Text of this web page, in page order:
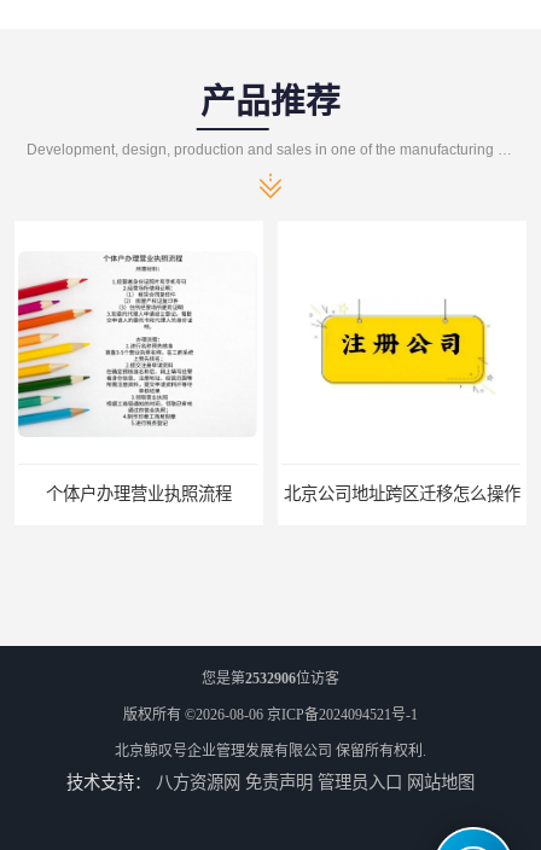
产品推荐
个体户办理营业执照流程 北京公司地址跨区迁移怎么操作
您是第2532906位访客
版权所有 ©2026-08-06 京ICP备2024094521号-1
北京鲸叹号企业管理发展有限公司 保留所有权利.
技术支持： 八方资源网 免责声明 管理员入口 网站地图